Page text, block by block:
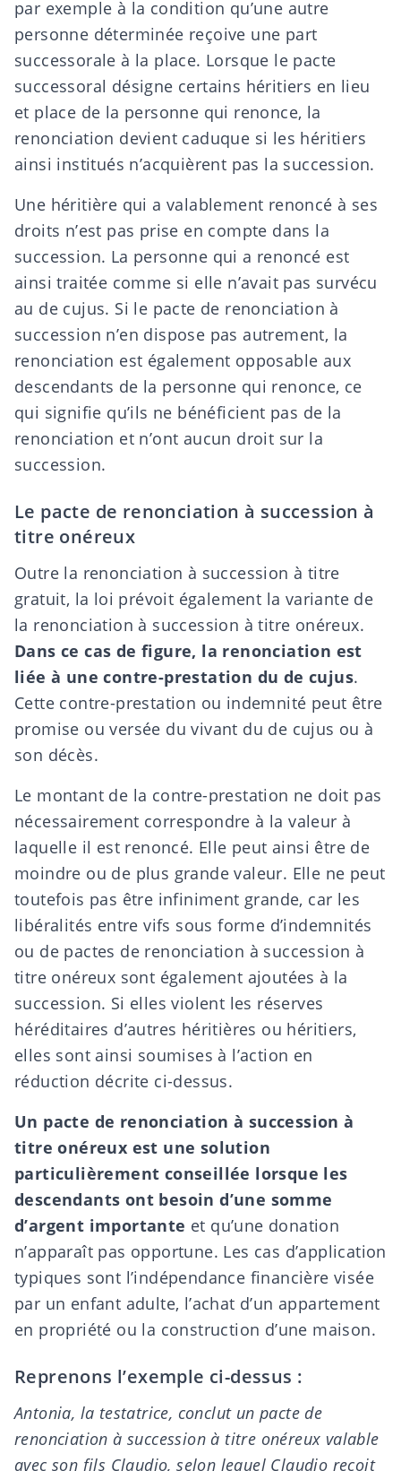
par exemple à la condition qu’une autre
personne déterminée reçoive une part
successorale à la place. Lorsque le pacte
successoral désigne certains héritiers en lieu
et place de la personne qui renonce, la
renonciation devient caduque si les héritiers
ainsi institués n’acquièrent pas la succession.
Une héritière qui a valablement renoncé à ses
droits n’est pas prise en compte dans la
succession. La personne qui a renoncé est
ainsi traitée comme si elle n’avait pas survécu
au de cujus. Si le pacte de renonciation à
succession n’en dispose pas autrement, la
renonciation est également opposable aux
descendants de la personne qui renonce, ce
qui signifie qu’ils ne bénéficient pas de la
renonciation et n’ont aucun droit sur la
succession.
Le pacte de renonciation à succession à
titre onéreux
Outre la renonciation à succession à titre
gratuit, la loi prévoit également la variante de
la renonciation à succession à titre onéreux.
Dans ce cas de figure, la renonciation est
liée à une contre-prestation du de cujus.
Cette contre-prestation ou indemnité peut être
promise ou versée du vivant du de cujus ou à
son décès.
Le montant de la contre-prestation ne doit pas
nécessairement correspondre à la valeur à
laquelle il est renoncé. Elle peut ainsi être de
moindre ou de plus grande valeur. Elle ne peut
toutefois pas être infiniment grande, car les
libéralités entre vifs sous forme d’indemnités
ou de pactes de renonciation à succession à
titre onéreux sont également ajoutées à la
succession. Si elles violent les réserves
héréditaires d’autres héritières ou héritiers,
elles sont ainsi soumises à l’action en
réduction décrite ci-dessus.
Un pacte de renonciation à succession à
titre onéreux est une solution
particulièrement conseillée lorsque les
descendants ont besoin d’une somme
d’argent importante et qu’une donation
n’apparaît pas opportune. Les cas d’application
typiques sont l’indépendance financière visée
par un enfant adulte, l’achat d’un appartement
en propriété ou la construction d’une maison.
Reprenons l’exemple ci-dessus :
Antonia, la testatrice, conclut un pacte de
renonciation à succession à titre onéreux valable
avec son fils Claudio, selon lequel Claudio reçoit